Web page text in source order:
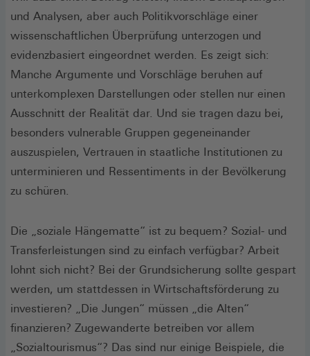
und Analysen, aber auch Politikvorschläge einer
wissenschaftlichen Überprüfung unterzogen und
evidenzbasiert eingeordnet werden. Es zeigt sich:
Manche Argumente und Vorschläge beruhen auf
unterkomplexen Darstellungen oder stellen nur einen
Ausschnitt der Realität dar. Und sie tragen dazu bei,
besonders vulnerable Gruppen gegeneinander
auszuspielen, Vertrauen in staatliche Institutionen zu
unterminieren und Ressentiments in der Bevölkerung
zu schüren.
Die „soziale Hängematte“ ist zu bequem? Sozial- und
Transferleistungen sind zu einfach verfügbar? Arbeit
lohnt sich nicht? Bei der Grundsicherung sollte gespart
werden, um stattdessen in Wirtschaftsförderung zu
investieren? „Die Jungen“ müssen „die Alten“
finanzieren? Zugewanderte betreiben vor allem
„Sozialtourismus“? Das sind nur einige Beispiele, die